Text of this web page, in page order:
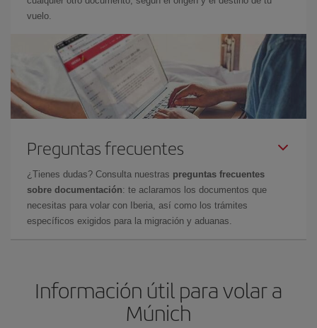
vuelo.
Preguntas frecuentes
¿Tienes dudas? Consulta nuestras preguntas frecuentes
sobre documentación: te aclaramos los documentos que
necesitas para volar con Iberia, así como los trámites
específicos exigidos para la migración y aduanas.
Información útil para volar a
Múnich